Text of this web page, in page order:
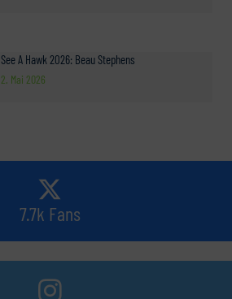
See A Hawk 2026: Beau Stephens
2. Mai 2026
7.7k Fans